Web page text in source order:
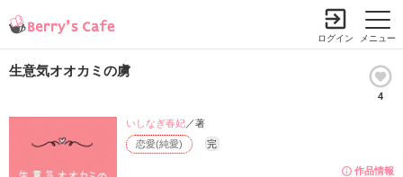
メニュー
ログイン
生意気オオカミの虜
4
作品情報
恋愛(純愛) 完
いしなぎ春妃／著